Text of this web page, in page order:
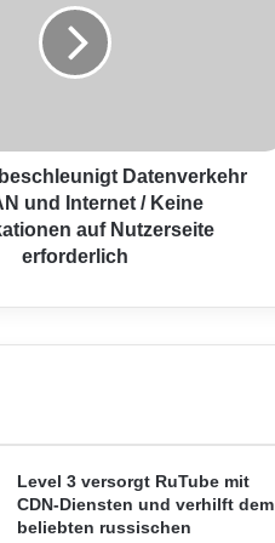
Datenverkehr
und Internet / Keine
auf Nutzerseite
erforderlich
Level 3 versorgt RuTube mit
CDN-Diensten und verhilft dem
beliebten russischen